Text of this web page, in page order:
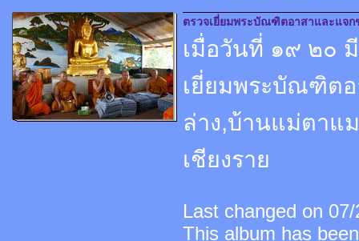
ตรวจเยี่ยมพระบัณฑิตอาสาและแจก
เมื่อวันที่ ๑๙ ๒๐
เยี่ยมพระบัณฑิต
ล่าง,บ้านแม่ตาแ
เชียงราย
Last changed on
This album has